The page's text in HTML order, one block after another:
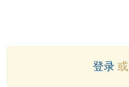
登录或